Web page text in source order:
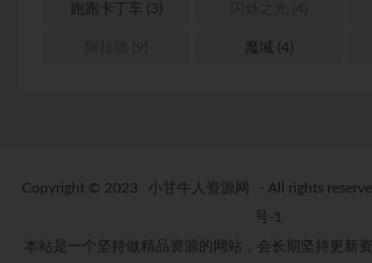
跑跑卡丁车 (3)
魔域 (4)
Copyright © 2023 小甘牛人资源网 - All rights
号-1
本站是一个坚持做精品资源的网站，会长期坚持更新